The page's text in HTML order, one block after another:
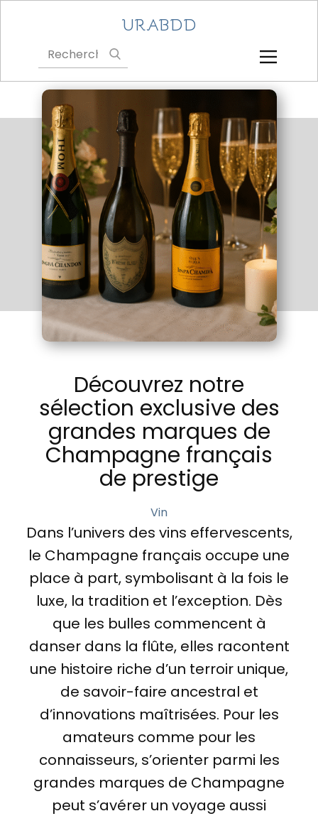
URABDD
Découvrez notre
sélection exclusive des
grandes marques de
Champagne français
de prestige
Vin
Dans l’univers des vins effervescents,
le Champagne français occupe une
place à part, symbolisant à la fois le
luxe, la tradition et l’exception. Dès
que les bulles commencent à
danser dans la flûte, elles racontent
une histoire riche d’un terroir unique,
de savoir-faire ancestral et
d’innovations maîtrisées. Pour les
amateurs comme pour les
connaisseurs, s’orienter parmi les
grandes marques de Champagne
peut s’avérer un voyage aussi